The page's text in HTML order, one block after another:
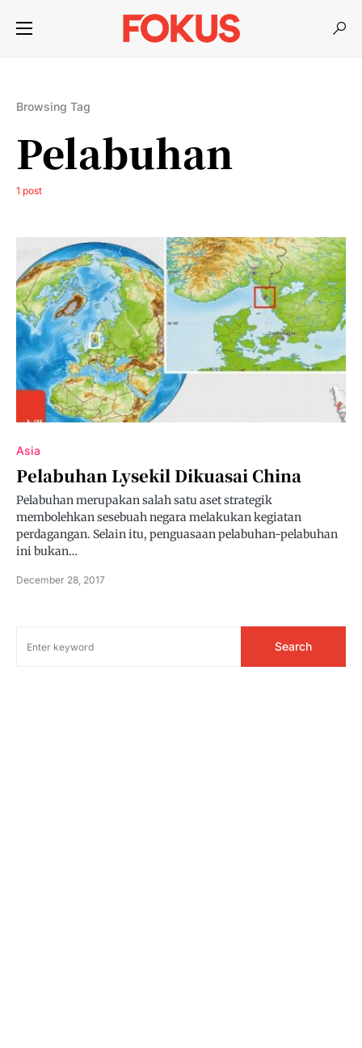
Browsing Tag
Pelabuhan
1 post
Asia
Pelabuhan Lysekil Dikuasai China
Pelabuhan merupakan salah satu aset strategik
membolehkan sesebuah negara melakukan kegiatan
perdagangan. Selain itu, penguasaan pelabuhan-pelabuhan
ini bukan…
December 28, 2017
Search